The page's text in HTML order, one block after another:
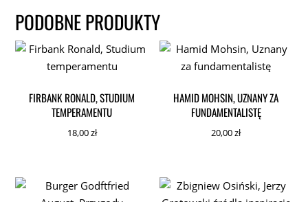
PODOBNE PRODUKTY
FIRBANK RONALD, STUDIUM
TEMPERAMENTU
18,00zł
HAMID MOHSIN, UZNANY ZA
FUNDAMENTALISTĘ
20,00zł